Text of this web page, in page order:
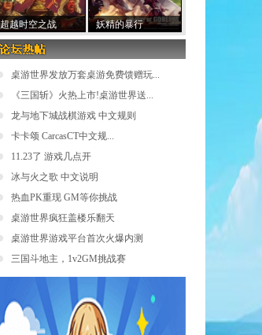
超越时空之战 妖精的暴行
桌游世界发放万套桌游免费馈赠玩...
《三国斩》火热上市!桌游世界送...
龙与地下城战棋游戏 中文规则
卡卡颂 CarcasCT中文规...
11.23了 游戏几点开
冰与火之歌 中文说明
热血PK重现 GM等你挑战
桌游世界疯狂盖楼乐翻天
桌游世界游戏平台首次火爆内测
三国斗地主，1v2GM挑战赛